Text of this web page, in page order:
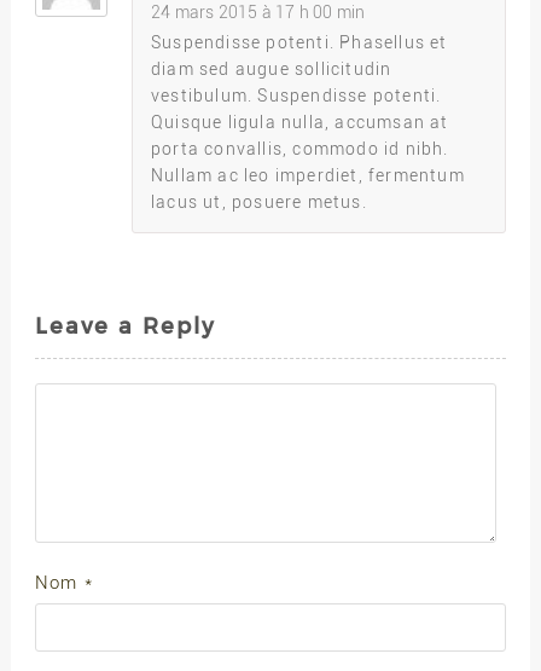
24 mars 2015 à 17 h 00 min
Suspendisse potenti. Phasellus et
diam sed augue sollicitudin
vestibulum. Suspendisse potenti.
Quisque ligula nulla, accumsan at
porta convallis, commodo id nibh.
Nullam ac leo imperdiet, fermentum
lacus ut, posuere metus.
Leave a Reply
Nom *